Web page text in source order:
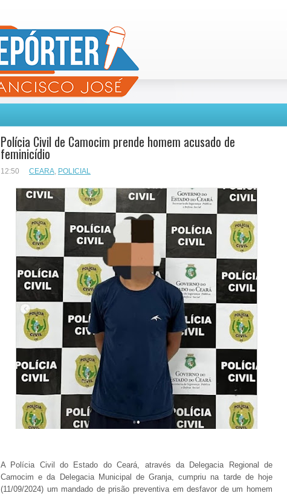
Polícia Civil de Camocim prende homem acusado de
feminicídio
12:50 CEARA, POLICIAL
A Polícia Civil do Estado do Ceará, através da Delegacia Regional de
Camocim e da Delegacia Municipal de Granja, cumpriu na tarde de hoje
(11/09/2024) um mandado de prisão preventiva em desfavor de um homem